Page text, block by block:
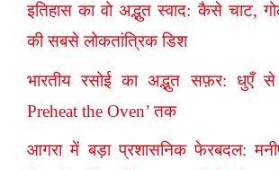
इतिहास का वो अद्भुत स्वाद: कैसे चाट,
की सबसे लोकतांत्रिक डिश
भारतीय रसोई का अद्भुत सफ़र: धुएँ
Preheat the Oven’ तक
आगरा में बड़ा प्रशासनिक फेरबदल: